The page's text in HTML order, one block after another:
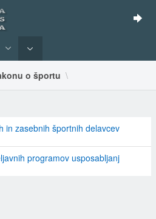
o športu
in zasebnih športnih delavcev
programov usposabljanj